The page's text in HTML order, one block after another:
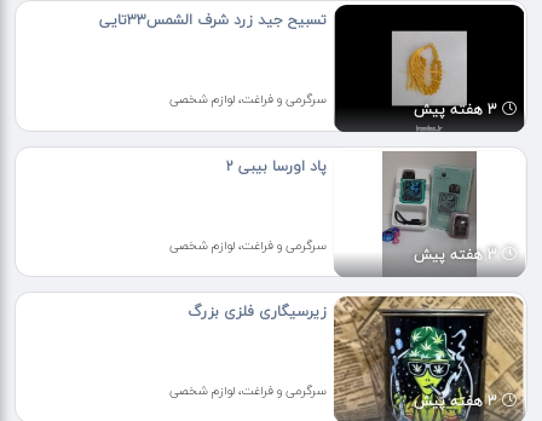
3 هفته پیش
تسبیح جید زرد شرف الشمس۳۳تایی
سرگرمی و فراغت، لوازم شخصی
3 هفته پیش
پاد اورسا بیبی ۲
سرگرمی و فراغت، لوازم شخصی
3 هفته پیش
زیرسیگاری فلزی بزرگ
سرگرمی و فراغت، لوازم شخصی